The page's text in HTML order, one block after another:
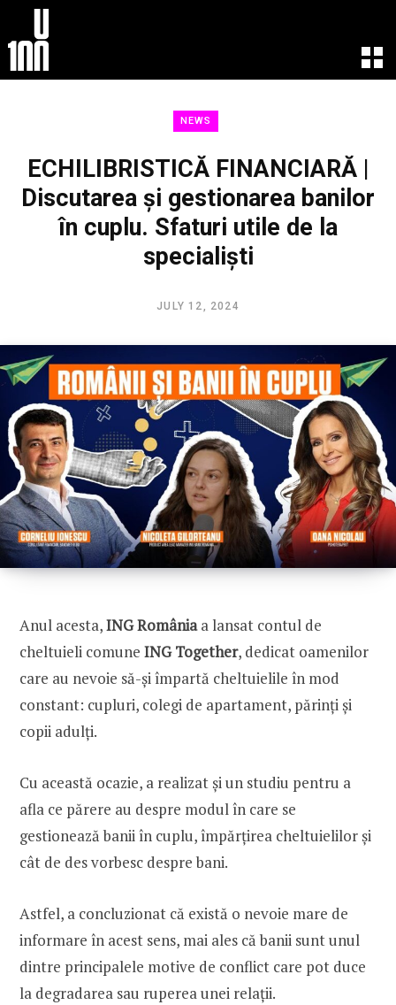
Speakers
Startups
Volunteers
Agenda 2019
TikTok in Romania
LEARN
U100 Live
Read
Watch
Listen
CONNECT
U100 Nation
Networking App
Concept & Story
Become a Partner
Licensing U100
Contact Us
BUY TICKETS
NEWS
ECHILIBRISTICĂ FINANCIARĂ |
Discutarea și gestionarea banilor
în cuplu. Sfaturi utile de la
specialiști
JULY 12, 2024
Anul acesta,ING Româniaa lansat contul de
cheltuieli comune ING Together, dedicat oamenilor
care au nevoie să-și împartă cheltuielile în mod
constant: cupluri, colegi de apartament, părinți și
copii adulți.
Cu această ocazie, a realizat și un studiu pentru a
afla ce părere au despre modul în care se
gestionează banii în cuplu, împărțirea cheltuielilor și
cât de des vorbesc despre bani.
Astfel, a concluzionat că există o nevoie mare de
informare în acest sens, mai ales că banii sunt unul
dintre principalele motive de conflict care pot duce
la degradarea sau ruperea unei relații.